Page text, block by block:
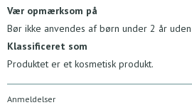
Vær opmærksom på
Bør ikke anvendes af børn under 2 år
Klassificeret som
Produktet er et kosmetisk produkt.
Anmeldelser